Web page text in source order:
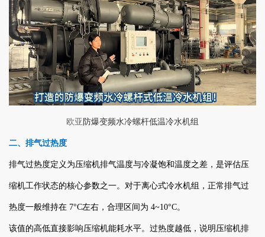
欧亚 防爆变频水冷螺杆低温冷水机组
二、排气过热度
排气过热度定义为压缩机排气温度与冷凝饱和温度之差，是评估压
缩机工作状态的核心参数之一。对于离心式冷水机组，正常排气过
热度一般维持在 7°C左右，合理区间为 4~10°C。
该值的高低直接影响压缩机能耗水平。过热度越低，说明压缩机排